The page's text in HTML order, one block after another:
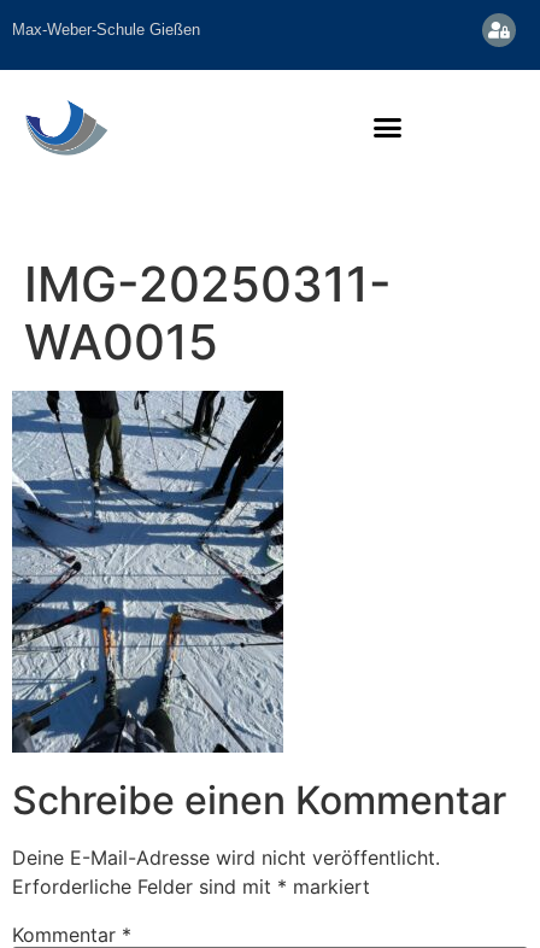
springen
Max-Weber-Schule Gießen
IMG-20250311-
WA0015
Schreibe einen Kommentar
Deine E-Mail-Adresse wird nicht veröffentlicht.
Erforderliche Felder sind mit * markiert
Kommentar *